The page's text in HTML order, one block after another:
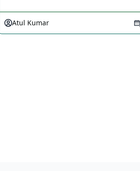
Atul Kumar